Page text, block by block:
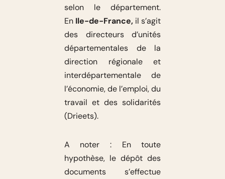
selon le département.
En Ile-de-France,il s’agit
des directeurs d’unités
départementales de la
direction régionale et
interdépartementale de
l’économie, de l’emploi, du
travail et des solidarités
(Drieets).
A noter : En toute
hypothèse, le dépôt des
documents s’effectue